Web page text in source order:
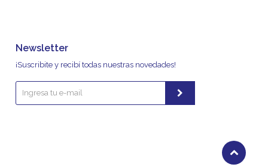
Newsletter
¡Suscribite y recibí todas nuestras novedades!